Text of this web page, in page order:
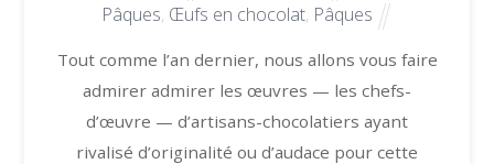
Pâques, Œufs en chocolat, Pâques
Tout comme l’an dernier, nous allons vous faire
admirer admirer les œuvres — les chefs-
d’œuvre — d’artisans-chocolatiers ayant
rivalisé d’originalité ou d’audace pour cette